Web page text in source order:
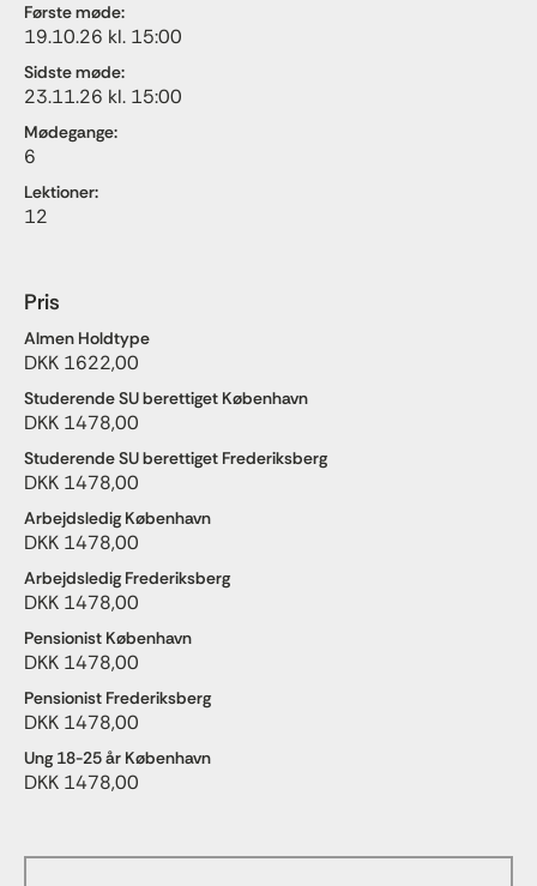
Første møde:
19.10.26 kl. 15:00
Sidste møde:
23.11.26 kl. 15:00
Mødegange:
6
Lektioner:
12
Pris
Almen Holdtype
DKK 1622,00
Studerende SU berettiget København
DKK 1478,00
Studerende SU berettiget Frederiksberg
DKK 1478,00
Arbejdsledig København
DKK 1478,00
Arbejdsledig Frederiksberg
DKK 1478,00
Pensionist København
DKK 1478,00
Pensionist Frederiksberg
DKK 1478,00
Ung 18-25 år København
DKK 1478,00